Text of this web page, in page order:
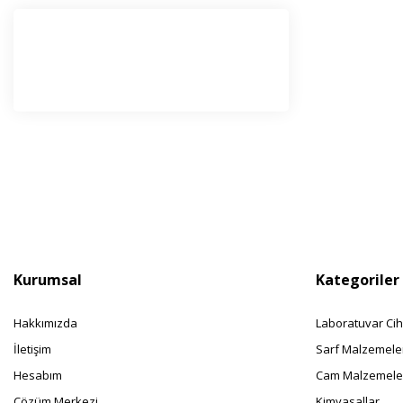
Kurumsal
Hakkımızda
İletişim
Hesabım
Kategoriler
Laboratuvar
Sarf
Cam